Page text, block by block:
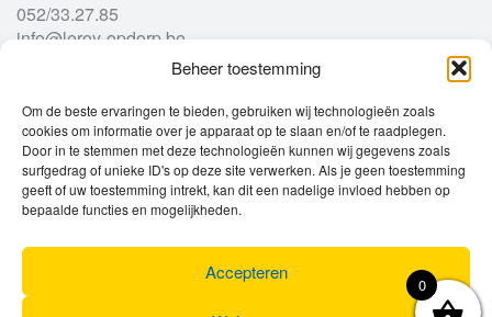
Beheer toestemming
Om de beste ervaringen te bieden, gebruiken wij technologieën zoals
cookies om informatie over je apparaat op te slaan en/of te raadplegen.
Door in te stemmen met deze technologieën kunnen wij gegevens zoals
surfgedrag of unieke ID's op deze site verwerken. Als je geen toestemming
geeft of uw toestemming intrekt, kan dit een nadelige invloed hebben op
bepaalde functies en mogelijkheden.
Accepteren
052/33.27.85
info@leroy-opdorp.be
Openingsuren
Ma
gesloten
Di
9u – 12u
13u – 18u00
Wo
9u – 12u
13u – 18u00
Do
9u – 12u
13u – 18u00
13u – 18u00
Za
0